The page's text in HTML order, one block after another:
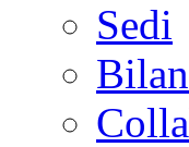
Sedi